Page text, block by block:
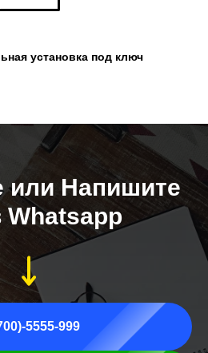
установка под ключ
или Напишите
Whatsapp
5555-999